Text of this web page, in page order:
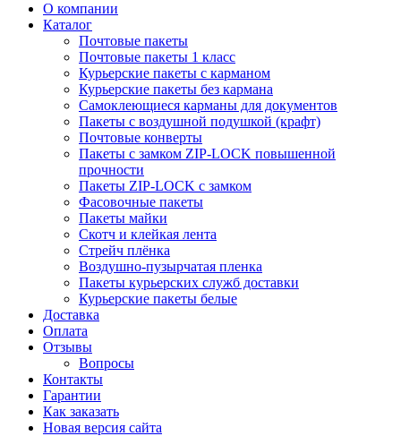
О компании
Каталог
Почтовые пакеты
Почтовые пакеты 1 класс
Курьерские пакеты с карманом
Курьерские пакеты без кармана
Самоклеющиеся карманы для документов
Пакеты с воздушной подушкой (крафт)
Почтовые конверты
Пакеты с замком ZIP-LOCK повышенной
прочности
Пакеты ZIP-LOCK с замком
Фасовочные пакеты
Пакеты майки
Скотч и клейкая лента
Стрейч плёнка
Воздушно-пузырчатая пленка
Пакеты курьерских служб доставки
Курьерские пакеты белые
Доставка
Оплата
Отзывы
Вопросы
Контакты
Гарантии
Как заказать
Новая версия сайта